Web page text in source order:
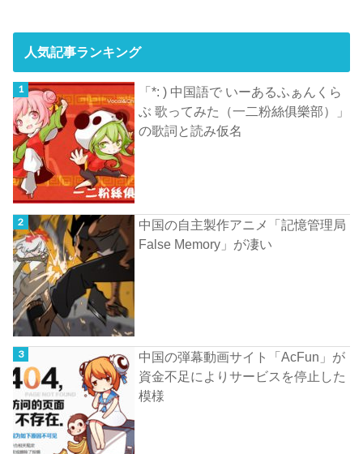
人気記事ランキング
「*: ) 中国語で いーあるふぁんくら
ぶ 歌ってみた（一二粉絲俱樂部）」
の歌詞と読み仮名
中国の自主製作アニメ「記憶管理局
False Memory」が凄い
中国の弾幕動画サイト「AcFun」が
資金不足によりサービスを停止した
模様